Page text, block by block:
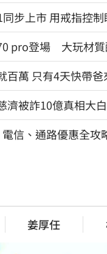
同步上市 用戒指控
pro登場 大玩材質
百萬 只有4天快帶爸
濟被詐10億真相大
很會
信、通路優惠全攻
姜厚任